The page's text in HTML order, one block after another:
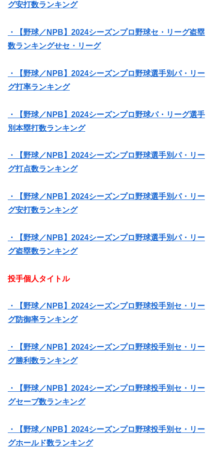
グ安打数ランキング
・【野球／NPB】2024シーズンプロ野球セ・リーグ盗塁
数ランキングせセ・リーグ
・【野球／NPB】2024シーズンプロ野球選手別パ・リー
グ打率ランキング
・【野球／NPB】2024シーズンプロ野球パ・リーグ選手
別本塁打数ランキング
・【野球／NPB】2024シーズンプロ野球選手別パ・リー
グ打点数ランキング
・【野球／NPB】2024シーズンプロ野球選手別パ・リー
グ安打数ランキング
・【野球／NPB】2024シーズンプロ野球選手別パ・リー
グ盗塁数ランキング
投手個人タイトル
・【野球／NPB】2024シーズンプロ野球投手別セ・リー
グ防御率ランキング
・【野球／NPB】2024シーズンプロ野球投手別セ・リー
グ勝利数ランキング
・【野球／NPB】2024シーズンプロ野球投手別セ・リー
グセーブ数ランキング
・【野球／NPB】2024シーズンプロ野球投手別セ・リー
グホールド数ランキング